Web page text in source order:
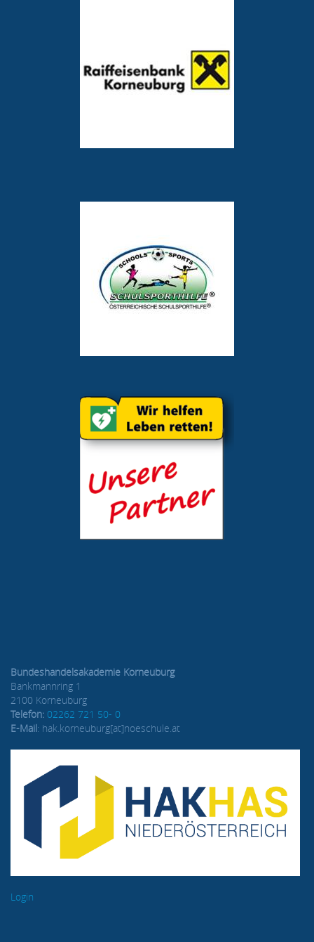
Bundeshandelsakademie Korneuburg
Bankmannring 1
2100 Korneuburg
Telefon: 02262 721 50- 0
E-Mail: hak.korneuburg[at]noeschule.at
Login